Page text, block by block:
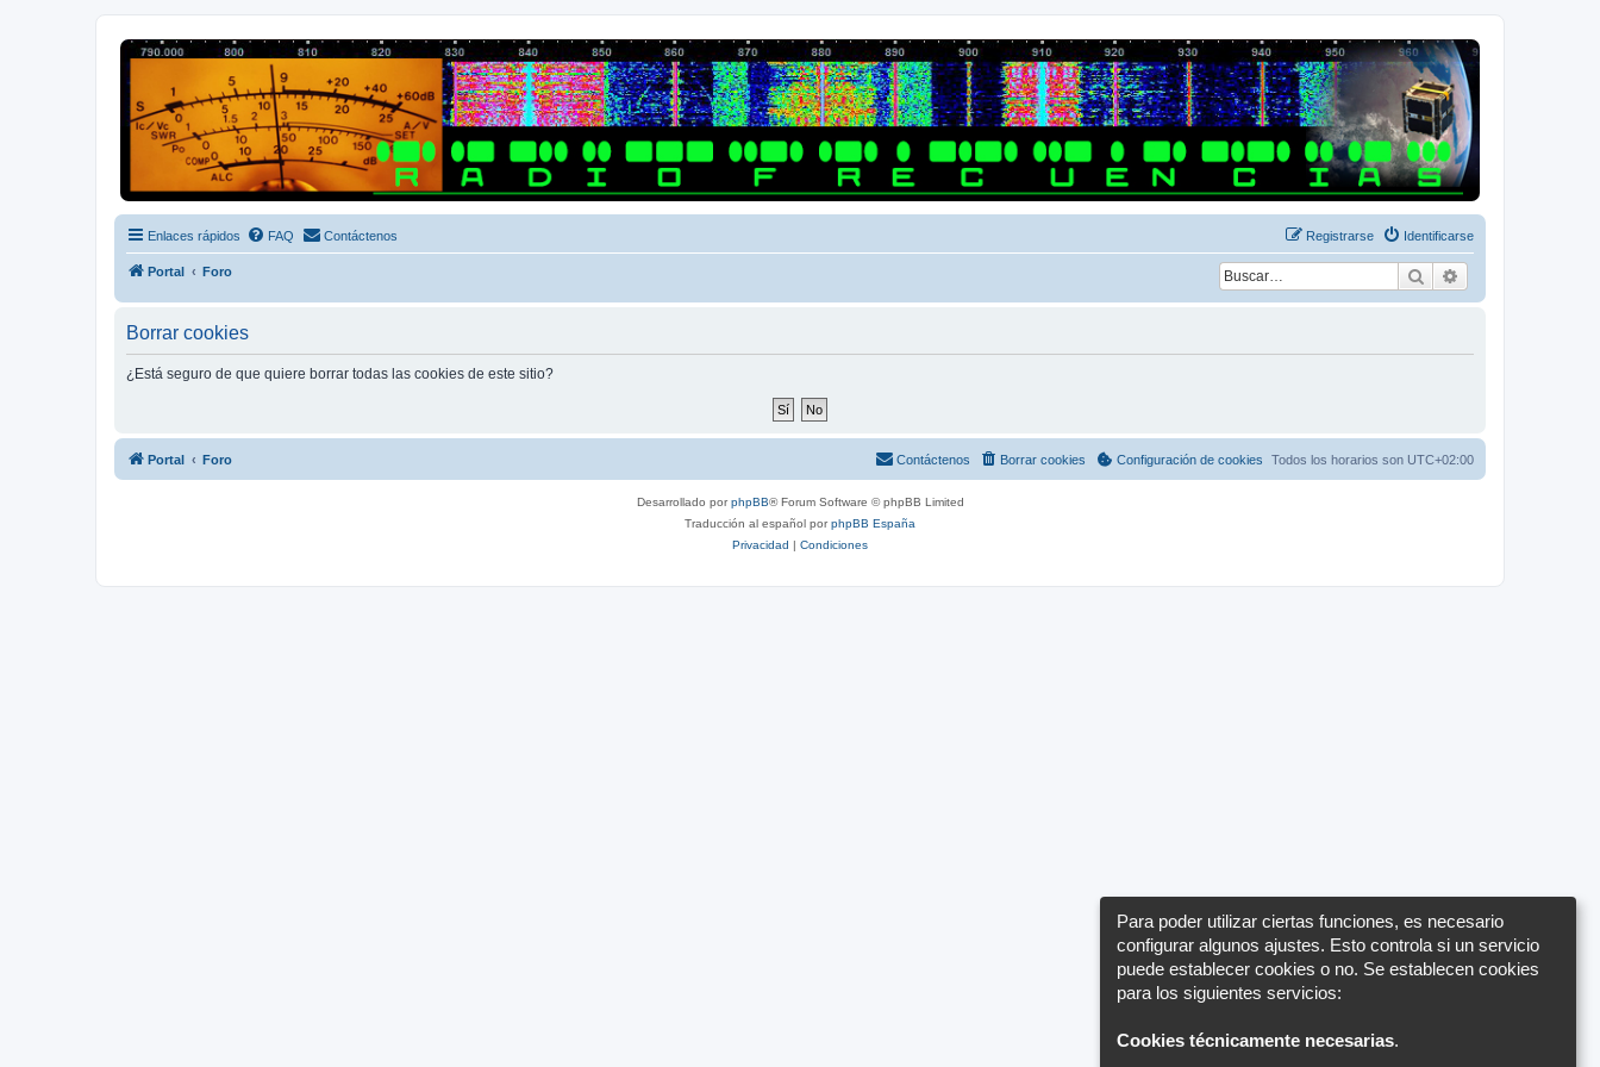
Radio Frecuencias
Foro de Radio Frecuencias
Enlaces rápidos FAQ Contáctenos Identificarse
Registrarse
Portal Foro Buscar
Borrar cookies
¿Está seguro de que quiere borrar todas las cookies de este sitio?
Portal Foro Todos los horarios son UTC+02:00
Configuración de cookies
Borrar cookies
Contáctenos
Desarrollado porphpBB® Forum Software © phpBB Limited
Traducción al español porphpBB España
Privacidad | Condiciones
Para poder utilizar ciertas funciones, es necesario
configurar algunos ajustes. Esto controla si un servicio
puede establecer cookies o no. Se establecen cookies
para los siguientes servicios:
Cookies técnicamente necesarias.